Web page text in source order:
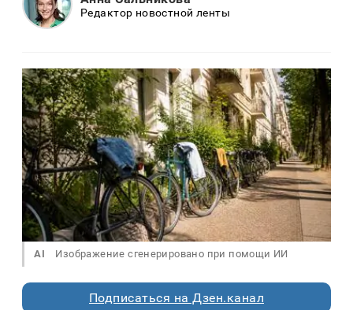
Редактор новостной ленты
AI Изображение сгенерировано при помощи ИИ
Подписаться на Дзен.канал